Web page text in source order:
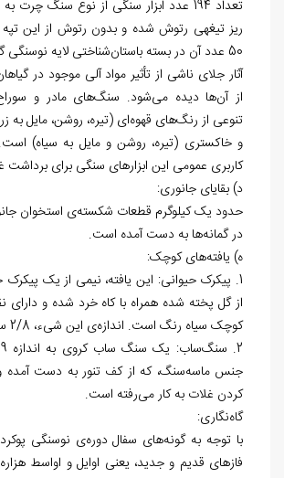
تعداد 194 عدد ابزار سنگی از نوع سنگ
ریز تیغه‏ی رتوش شده و بدون رتوش از این
50 عدد آن در بسته باستان
شناختی لایه
آثار جلای ناشی از تأثیر مواد آلی موجود در
از آنها دیده میشود. سنگهای مادر و
تنوعی از رنگهای قهوهای (تیره، روشن، مایل به
و خاکستری (تیره، روشن و مایل به سیاه)
کاربری عمومی این ابزارهای سنگی برای
د) بقایای جانوری:
حدود یک کیلوگرم قطعات شکستهی استخوان
در گمانهها به دست آمده است.
ه) یافتههای کوچک:
1. پیکرک حیوانی: این یافته، نیمی از یک
از گل پخته شده همراه با کاه خرد شده و
کوچک سیاه رنگ است. اندازهی این شیء، 2/8 سانتی
2. سنگ
ساب: یک سنگ ساب کروی به اندازه 9×17 سانتی
جنس ماسهسنگ، که از کف تنور به دست آمده و
کردن غلات به کار میرفته است.
گاهنگاری:
با توجه به گونههای سفال دورهی نوسنگی
فازهای قدیم و جدید، یعنی اوایل و اواسط هزاره